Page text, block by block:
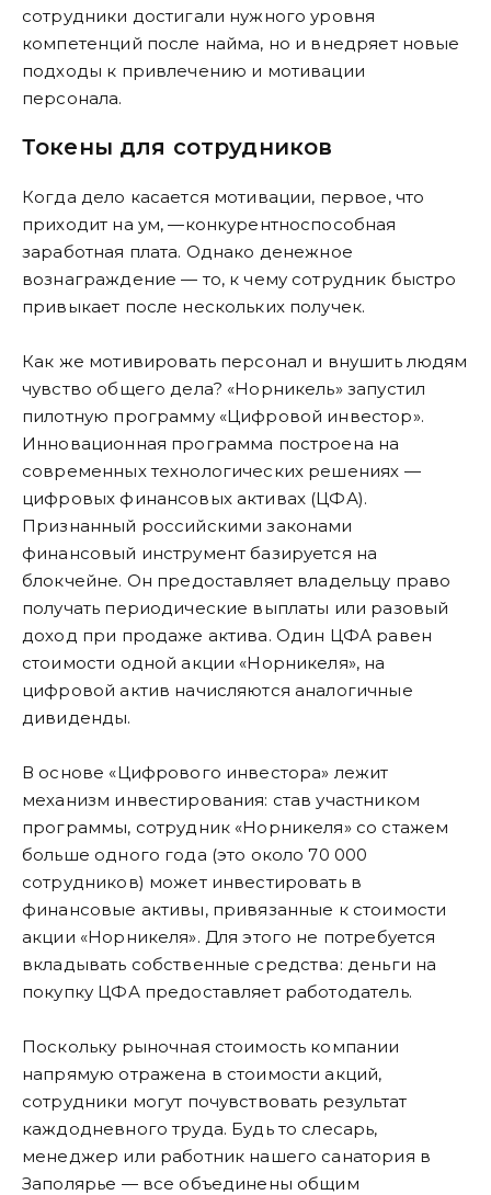
сотрудники достигали нужного уровня
компетенций после найма, но и внедряет новые
подходы к привлечению и мотивации
персонала.
Токены для сотрудников
Когда дело касается мотивации, первое, что
приходит на ум, —конкурентноспособная
заработная плата. Однако денежное
вознаграждение — то, к чему сотрудник быстро
привыкает после нескольких получек.
Как же мотивировать персонал и внушить людям
чувство общего дела? «Норникель» запустил
пилотную программу «Цифровой инвестор».
Инновационная программа построена на
современных технологических решениях —
цифровых финансовых активах (ЦФА).
Признанный российскими законами
финансовый инструмент базируется на
блокчейне. Он предоставляет владельцу право
получать периодические выплаты или разовый
доход при продаже актива. Один ЦФА равен
стоимости одной акции «Норникеля», на
цифровой актив начисляются аналогичные
дивиденды.
В основе «Цифрового инвестора» лежит
механизм инвестирования: став участником
программы, сотрудник «Норникеля» со стажем
больше одного года (это около 70 000
сотрудников) может инвестировать в
финансовые активы, привязанные к стоимости
акции «Норникеля». Для этого не потребуется
вкладывать собственные средства: деньги на
покупку ЦФА предоставляет работодатель.
Поскольку рыночная стоимость компании
напрямую отражена в стоимости акций,
сотрудники могут почувствовать результат
каждодневного труда. Будь то слесарь,
менеджер или работник нашего санатория в
Заполярье — все объединены общим